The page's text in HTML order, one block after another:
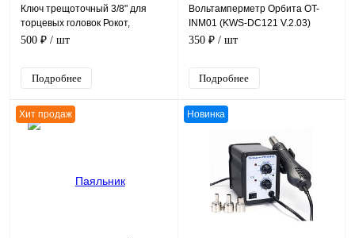
Ключ трещоточный 3/8" для
торцевых головок Рокот,
углеродистая сталь
500 ₽ / шт
Подробнее
Вольтамперметр Орбита OT-
INM01 (KWS-DC121 V.2.03)
черный, 48*29*26 мм
350 ₽ / шт
Подробнее
Хит продаж Новинка